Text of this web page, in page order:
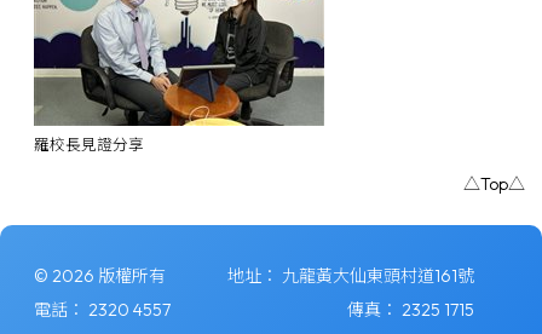
羅校長見證分享
△Top△
© 2026 版權所有 地址： 九龍黃大仙東頭村道161號
電話： 2320 4557 傳真： 2325 1715